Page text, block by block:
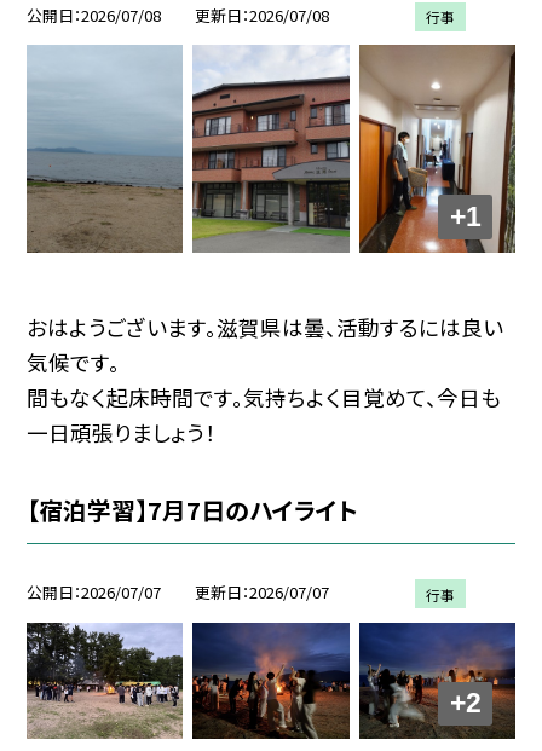
公開日 2026/07/08 更新日 2026/07/08 行事
+1
おはようございます。滋賀県は曇、活動するには良い
気候です。
間もなく起床時間です。気持ちよく目覚めて、今日も
一日頑張りましょう！
【宿泊学習】7月7日のハイライト
公開日 2026/07/07 更新日 2026/07/07 行事
+2